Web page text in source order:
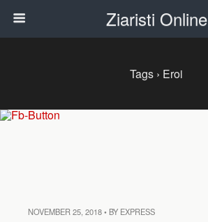
Ziaristi Online
Tags › Eroi
NOVEMBER 25, 2018 • BY EXPRESS